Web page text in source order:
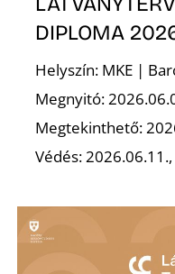
DIPLOMA
Helyszín: MKE |
Megnyitó:
Megtekinthető:
Védés: